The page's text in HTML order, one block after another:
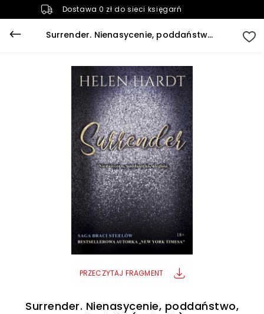
Dostawa 0 zł do sieci księgarń
Surrender. Nienasycenie, poddaństwo, uległość (e-book)
PRZECZYTAJ FRAGMENT
Surrender. Nienasycenie, poddaństwo,